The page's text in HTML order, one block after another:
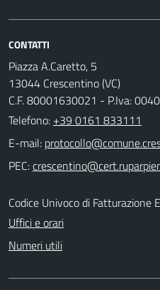
CONTATTI
Piazza A.Caretto, 5
13044 Crescentino (VC)
C.F. 80001630021 - P.Iva:
Telefono: +39 0161 833111
E-mail:
PEC:
Codice Univoco di Fatturazione
Uffici e orari
Numeri utili